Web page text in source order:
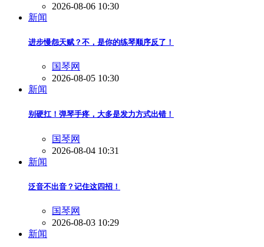
2026-08-06 10:30
新闻
进步慢怨天赋？不，是你的练琴顺序反了！
国琴网
2026-08-05 10:30
新闻
别硬扛！弹琴手疼，大多是发力方式出错！
国琴网
2026-08-04 10:31
新闻
泛音不出音？记住这四招！
国琴网
2026-08-03 10:29
新闻